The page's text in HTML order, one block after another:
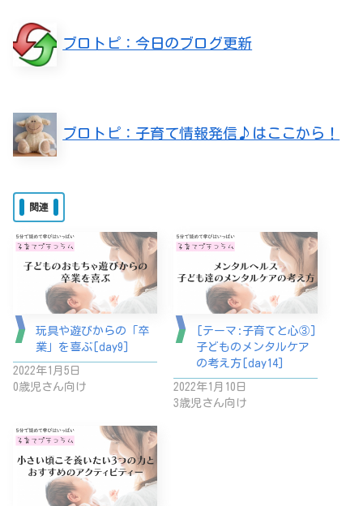
ブロトピ：今日のブログ更新
ブロトピ：子育て情報発信♪はここから！
関連
玩具や遊びからの「卒
業」を喜ぶ[day9]
2022年1月5日
0歳児さん向け
[テーマ:子育てと心③]
子どものメンタルケア
の考え方[day14]
2022年1月10日
3歳児さん向け